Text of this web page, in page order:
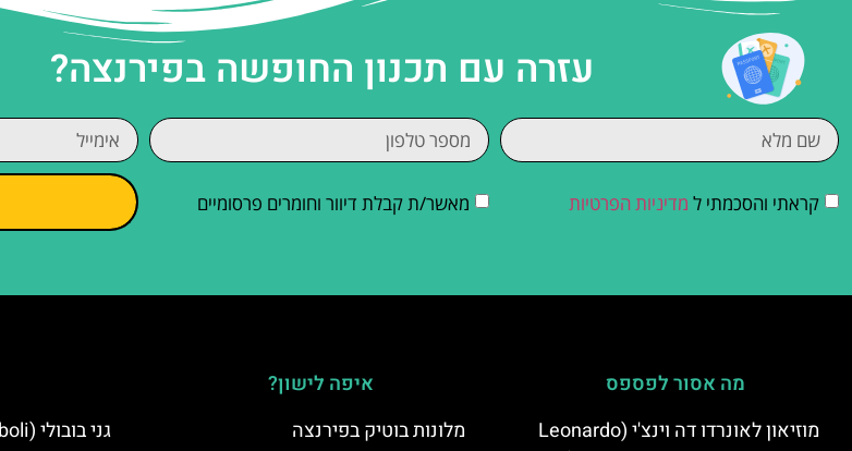
עזרה עם תכנון החופשה בפירנצה?
קראתי והסכמתי ל מדיניות הפרטיות מאשר/ת קבלת דיוור וחומרים פרסומיים
מה אסור לפספס
מוזיאון לאונרדו דה וינצ'י (Leonardo
איפה לישון?
מלונות בוטיק בפירנצה
גני בובולי (Giardino di Boboli)